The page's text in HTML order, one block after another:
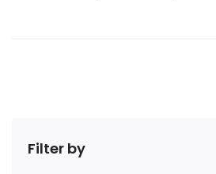
Filter by